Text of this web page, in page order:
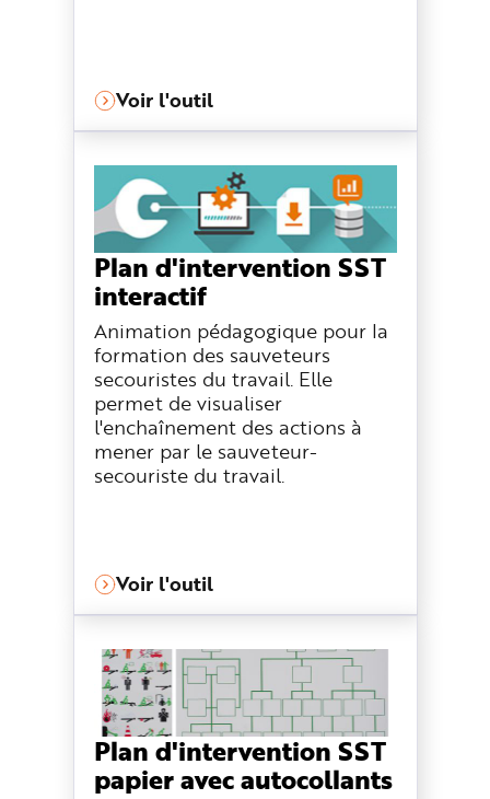
Voir l'outil
Plan d'intervention SST
interactif
Animation pédagogique pour la
formation des sauveteurs
secouristes du travail. Elle
permet de visualiser
l'enchaînement des actions à
mener par le sauveteur-
secouriste du travail.
Voir l'outil
Plan d'intervention SST
papier avec autocollants